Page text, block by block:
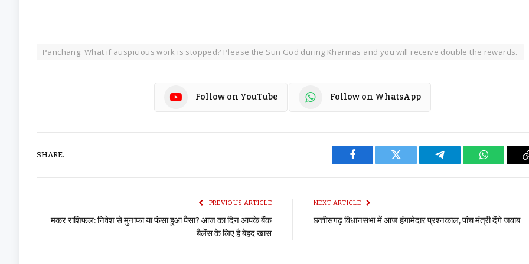
Panchang: What if auspicious work is stopped? Please the Sun God during Kharmas and you will receive double the rewards.
Follow on YouTube Follow on WhatsApp
SHARE.
Facebook Twitter Telegram WhatsApp
PREVIOUS ARTICLE
मकर राशिफल: निवेश से मुनाफा या फंसा हुआ पैसा? आज का दिन आपके बैंक
बैलेंस के लिए है बेहद खास
NEXT ARTICLE
छत्तीसगढ़ विधानसभा में आज हंगामेदार प्रश्नकाल, पांच मंत्री देंगे जवाब